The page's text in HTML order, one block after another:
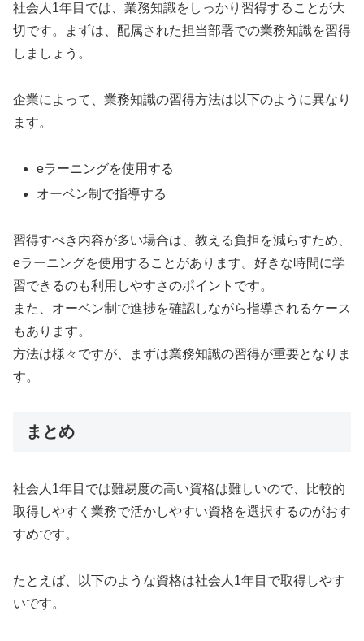
社会人1年目では、業務知識をしっかり習得することが大
切です。まずは、配属された担当部署での業務知識を習得
しましょう。
企業によって、業務知識の習得方法は以下のように異なり
ます。
eラーニングを使用する
オーベン制で指導する
習得すべき内容が多い場合は、教える負担を減らすため、
eラーニングを使用することがあります。好きな時間に学
習できるのも利用しやすさのポイントです。
また、オーベン制で進捗を確認しながら指導されるケース
もあります。
方法は様々ですが、まずは業務知識の習得が重要となりま
す。
まとめ
社会人1年目では難易度の高い資格は難しいので、比較的
取得しやすく業務で活かしやすい資格を選択するのがおす
すめです。
たとえば、以下のような資格は社会人1年目で取得しやす
いです。